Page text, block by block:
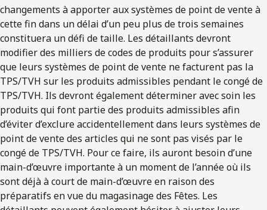
changements à apporter aux systèmes de point de vente à
cette fin dans un délai d’un peu plus de trois semaines
constituera un défi de taille. Les détaillants devront
modifier des milliers de codes de produits pour s’assurer
que leurs systèmes de point de vente ne facturent pas la
TPS/TVH sur les produits admissibles pendant le congé de
TPS/TVH. Ils devront également déterminer avec soin les
produits qui font partie des produits admissibles afin
d’éviter d’exclure accidentellement dans leurs systèmes de
point de vente des articles qui ne sont pas visés par le
congé de TPS/TVH. Pour ce faire, ils auront besoin d’une
main-d’œuvre importante à un moment de l’année où ils
sont déjà à court de main-d’œuvre en raison des
préparatifs en vue du magasinage des Fêtes. Les